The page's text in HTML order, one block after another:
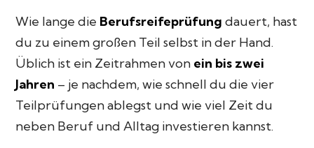
Wie lange die Berufsreifeprüfung dauert, hast
du zu einem großen Teil selbst in der Hand.
Üblich ist ein Zeitrahmen von ein bis zwei
Jahren – je nachdem, wie schnell du die vier
Teilprüfungen ablegst und wie viel Zeit du
neben Beruf und Alltag investieren kannst.